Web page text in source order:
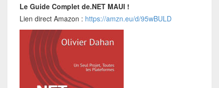
Le Guide Complet de.NET MAUI !
Lien direct Amazon : https://amzn.eu/d/95wBULD